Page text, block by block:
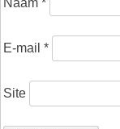
Naam *
E-mail *
Site